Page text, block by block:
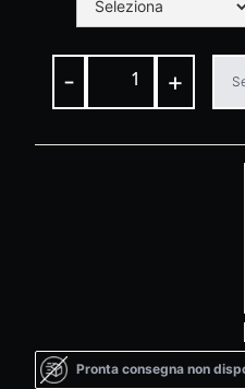
- +
Pronta consegna non